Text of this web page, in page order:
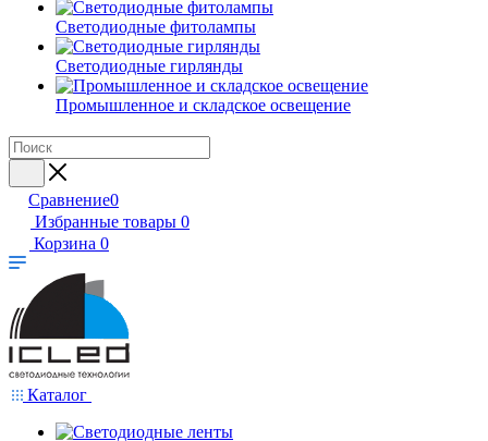
Светодиодные фитолампы
Светодиодные гирлянды
Промышленное и складское освещение
Сравнение0
Избранные товары 0
Корзина 0
Каталог